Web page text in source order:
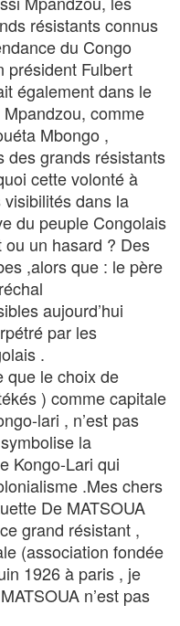
résistants connus
du Congo
président Fulbert
également dans le
comme
Mbongo ,
des grands résistants
cette volonté à
dans la
du peuple Congolais
un hasard ? Des
,alors que : le père
aujourd’hui
par les
.
que le choix de
) comme capitale
lari , n’est pas
la
Kongo-Lari qui
.Mes chers
De MATSOUA
grand résistant ,
(association fondée
1926 à paris , je
n’est pas